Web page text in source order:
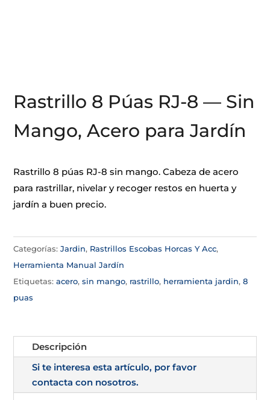
Rastrillo 8 Púas RJ-8 — Sin
Mango, Acero para Jardín
Rastrillo 8 púas RJ-8 sin mango. Cabeza de acero
para rastrillar, nivelar y recoger restos en huerta y
jardín a buen precio.
Categorías:Jardin, Rastrillos Escobas Horcas Y Acc,
Herramienta Manual Jardín
Etiquetas:acero,sin mango, rastrillo, herramienta jardin,8
puas
Descripción
Si te interesa esta artículo, por favor
contacta con nosotros.